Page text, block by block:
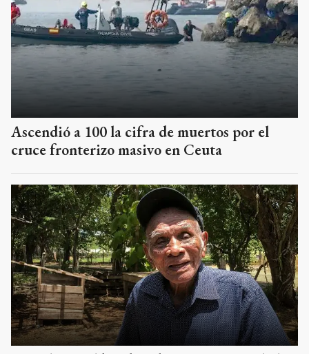
Ascendió a 100 la cifra de muertos por el
cruce fronterizo masivo en Ceuta